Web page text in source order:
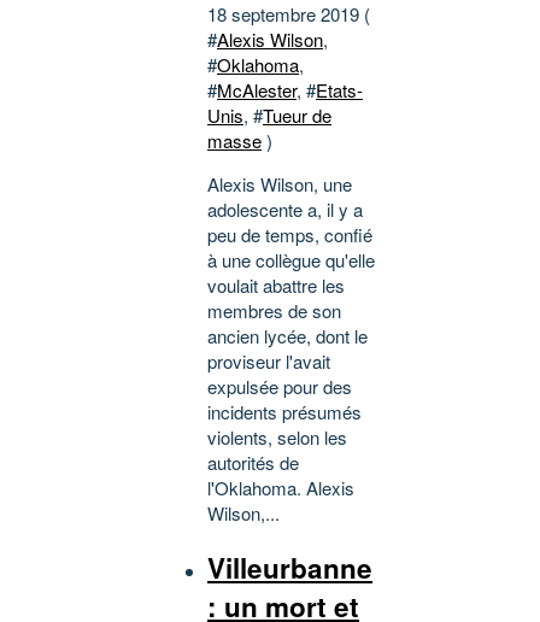
18 septembre 2019 (
#Alexis Wilson,
#Oklahoma,
#McAlester, #Etats-
Unis, #Tueur de
masse)
Alexis Wilson, une
adolescente a, il y a
peu de temps, confié
à une collègue qu'elle
voulait abattre les
membres de son
ancien lycée, dont le
proviseur l'avait
expulsée pour des
incidents présumés
violents, selon les
autorités de
l'Oklahoma. Alexis
Wilson,...
Villeurbanne
: un mort et